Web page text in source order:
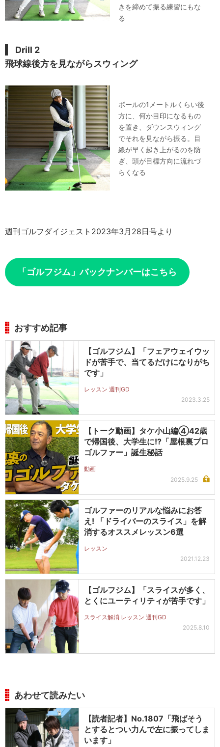
きを締めて振る練習にもな
る
Drill 2
飛球線後方を見ながらスウィング
ボールの1メートルくらい後
方に、何か目印になるもの
を置き、ダウンスウィング
でそれを見ながら振る。目
線が早く起き上がるのを防
ぎ、頭が目標方向に流れづ
らくなる
週刊ゴルフダイジェスト2023年3月28日号より
「ゴルフジム」バックナンバーはこちら
おすすめ記事
【ゴルフジム】「フェアウェイウッ
ドが苦手で、当てるだけになりがち
です」
レッスン 週刊GD
2023.3.25
【トーク動画】タケ小山編④42歳
で帰国後、大学生に!?「屋根裏プロ
ゴルファー」誕生秘話
動画
2025.9.25
ゴルファーのリアルな悩みにお答
え! 「ドライバーのスライス」を解
消するオススメレッスン6選
レッスン
2021.12.23
【ゴルフジム】「スライスが多く、
とくにユーティリティが苦手です」
スライス解消 レッスン 週刊GD
2025.8.10
あわせて読みたい
【読者記者】No.1807「飛ばそう
とするとつい力んで左に振ってしま
います」